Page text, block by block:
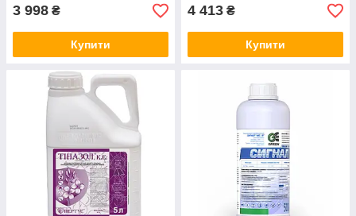
3 998 ₴
Купити
4 413 ₴
Купити